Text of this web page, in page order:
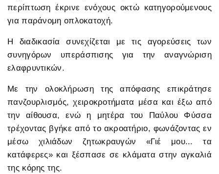
περίπτωση έκρινε ενόχους οκτώ κατηγορούμενους
για παράνομη οπλοκατοχή.
Η διαδικασία συνεχίζεται με τις αγορεύσεις των
συνηγόρων υπεράσπισης για την αναγνώριση
ελαφρυντικών.
Με την ολοκλήρωση της απόφασης επικράτησε
πανζουρλισμός, χειροκροτήματα μέσα και έξω από
την αίθουσα, ενώ η μητέρα του Παύλου Φύσσα
τρέχοντας βγήκε από το ακροατήριο, φωνάζοντας εν
μέσω χιλιάδων ζητωκραυγών «Γιέ μου... τα
κατάφερες» και ξέσπασε σε κλάματα στην αγκαλιά
της κόρης της.